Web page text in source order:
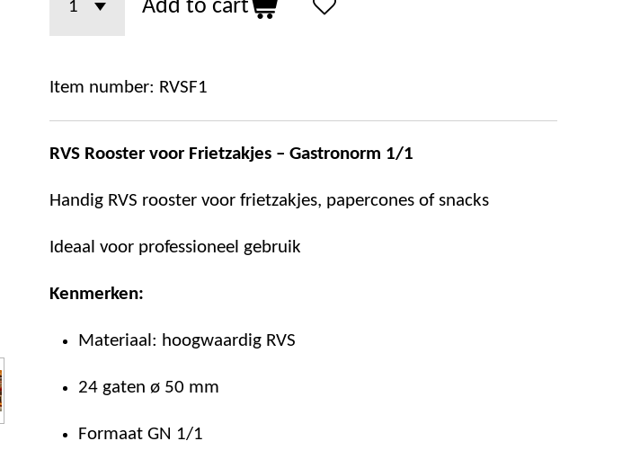
Add to cart
Item number: RVSF1
RVS Rooster voor Frietzakjes – Gastronorm 1/1
Handig RVS rooster voor frietzakjes, papercones of snacks
Ideaal voor professioneel gebruik
Kenmerken:
Materiaal: hoogwaardig RVS
24 gaten ø 50 mm
Formaat GN 1/1